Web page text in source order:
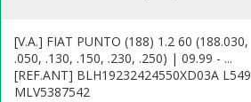
[V.A.] FIAT PUNTO (188) 1.2 60 (188.030,
.050, .130, .150, .230, .250) | 09.99 - ...
[REF.ANT] BLH19232424550XD03A L549
MLV5387542